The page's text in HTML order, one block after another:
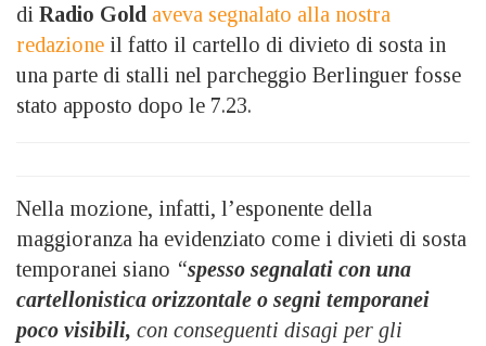
di Radio Gold aveva segnalato alla nostra
redazione il fatto il cartello di divieto di sosta in
una parte di stalli nel parcheggio Berlinguer fosse
stato apposto dopo le 7.23.
Nella mozione, infatti, l’esponente della
maggioranza ha evidenziato come i divieti di sosta
temporanei siano “spesso segnalati con una
cartellonistica orizzontale o segni temporanei
poco visibili, con conseguenti disagi per gli